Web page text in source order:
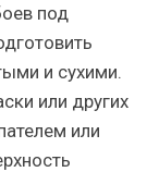
под
и сухими.
или других
или